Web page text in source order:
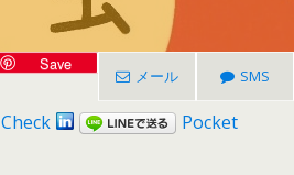
Save
メール SMS
Check Pocket